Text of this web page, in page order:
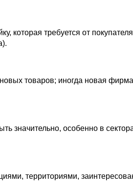
которая требуется от
товаров; иногда новая
значительно, особенно в
территориями,